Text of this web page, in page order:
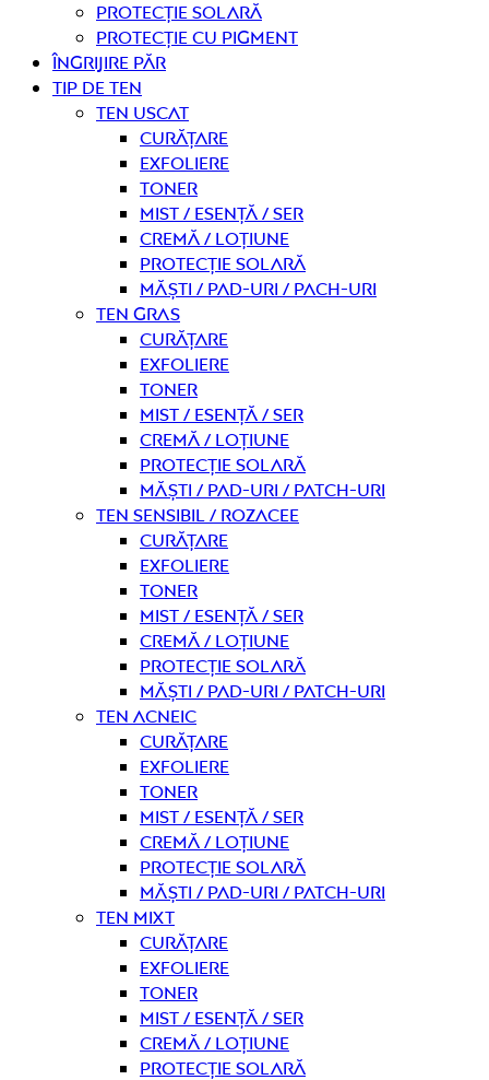
Protecție solară
Protecție cu pigment
Îngrijire PĂR
TIP DE TEN
Ten uscat
curățare
Exfoliere
Toner
Mist / Esență / Ser
Cremă / Loțiune
Protecție solară
Măști / Pad-uri / Pach-uri
Ten gras
curățare
Exfoliere
Toner
Mist / Esență / Ser
Cremă / Loțiune
Protecție solară
Măști / Pad-uri / Patch-uri
Ten sensibil / rozacee
curățare
Exfoliere
Toner
Mist / Esență / Ser
Cremă / Loțiune
Protecție solară
Măști / Pad-uri / Patch-uri
Ten acneic
curățare
Exfoliere
Toner
Mist / Esență / Ser
Cremă / Loțiune
Protecție solară
Măști / Pad-uri / Patch-uri
Ten mixt
curățare
Exfoliere
Toner
Mist / Esență / Ser
Cremă / Loțiune
Protecție solară